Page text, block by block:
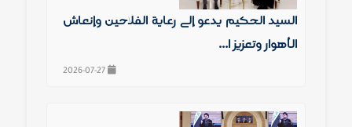
السيد الحكيم يدعو إلى رعاية الفلاحين وإنعاش
الأهوار وتعزيز ا...
2026-07-27